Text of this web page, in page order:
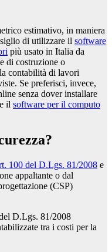
estimativo, in maniera
di utilizzare il software
più usato in Italia da
di costruzione o
contabilità di lavori
Se preferisci, invece,
senza dover installare
il software per il computo
100 del D.Lgs. 81/2008 e
appaltante o dal
(CSP)
D.Lgs. 81/2008
tra i costi per la